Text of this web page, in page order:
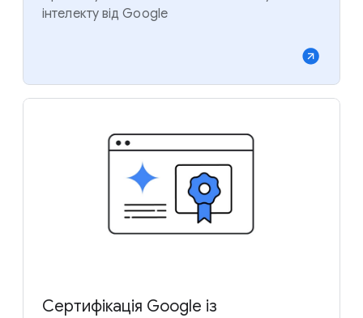
інтелекту від Google
Сертифікація Google із